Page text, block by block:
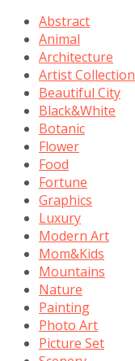
Abstract
Animal
Architecture
Artist Collection
Beautiful City
Black&White
Botanic
Flower
Food
Fortune
Graphics
Luxury
Modern Art
Mom&Kids
Mountains
Nature
Painting
Photo Art
Picture Set